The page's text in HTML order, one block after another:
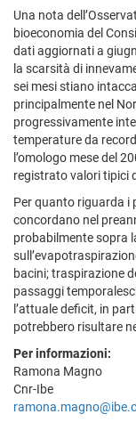
Una nota
bioeconomia del
dati aggiornati a
la scarsità di
sei mesi stiano
principalmente nel
progressivamente
temperature da
l’omologo mese del
registrato valori tipici
Per quanto riguarda i
concordano nel
probabilmente sopra
bacini; traspirazione
passaggi
l’attuale deficit, in
potrebbero risultare
Per informazioni:
Ramona Magno
Cnr-Ibe